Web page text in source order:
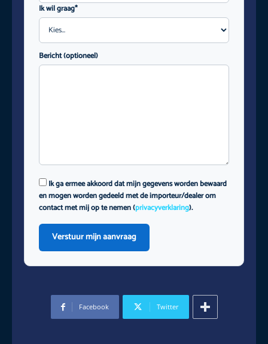
Ik wil graag*
Bericht (optioneel)
Ik ga ermee akkoord dat mijn gegevens worden bewaard
en mogen worden gedeeld met de importeur/dealer om
contact met mij op te nemen (privacyverklaring).
Verstuur mijn aanvraag
Facebook Twitter